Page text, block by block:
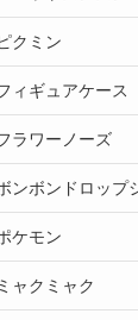
クミン
ィギュアケース
ラワーノーズ
ンボンドロップ
ケモン
ミャクミャク